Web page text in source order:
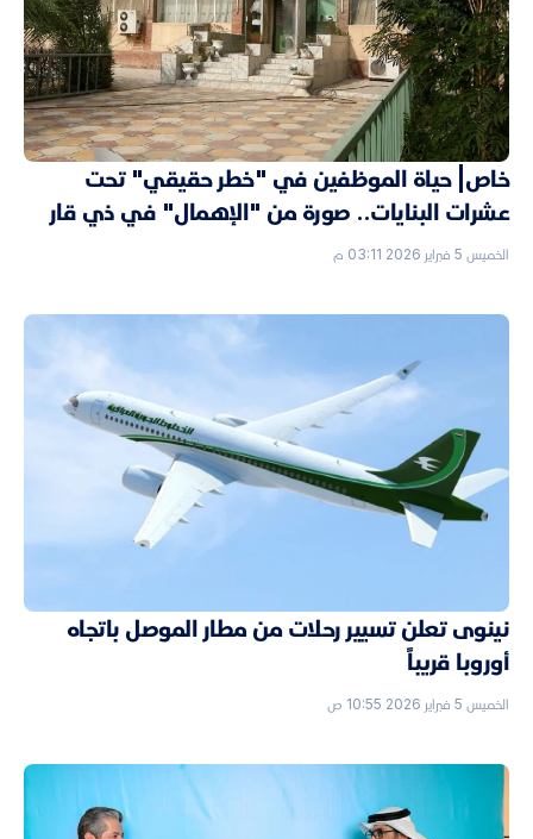
خاص| حياة الموظفين في "خطر حقيقي" تحت
عشرات البنايات.. صورة من "الإهمال" في ذي قار
الخميس 5 فبراير 2026 03:11 م
نينوى تعلن تسيير رحلات من مطار الموصل باتجاه
أوروبا قريباً
الخميس 5 فبراير 2026 10:55 ص